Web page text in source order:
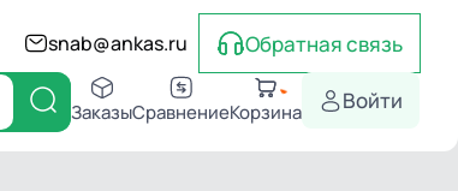
snab@ankas.ru Обратная связь
ЗаказыСравнениеКорзина Войти